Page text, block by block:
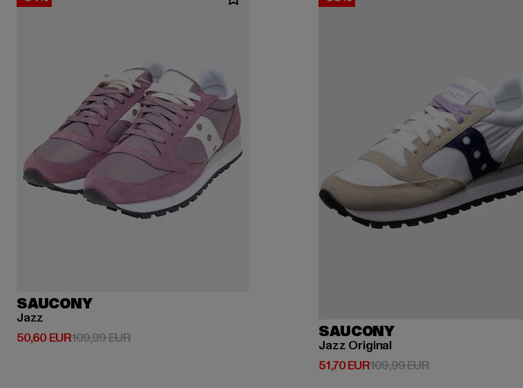
SAUCONY
Jazz
50,60 EUR
Derzeitiger Preis: 50,60 EUR
109,99 EURAktionspreis: 109,99 EUR SAUCONY
Jazz Original
51,70 EUR
Derzeitiger Preis: 51,70 EUR
109,99 EURAktionspreis: